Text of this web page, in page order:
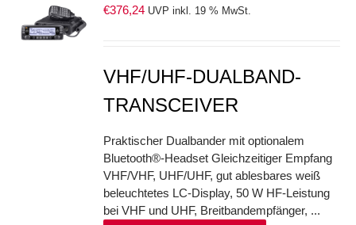
€376,24 UVP inkl. 19 % MwSt.
VHF/UHF-DUALBAND-
TRANSCEIVER
Praktischer Dualbander mit optionalem
Bluetooth®-Headset Gleichzeitiger Empfang
VHF/VHF, UHF/UHF, gut ablesbares weiß
beleuchtetes LC-Display, 50 W HF-Leistung
bei VHF und UHF, Breitbandempfänger, ...